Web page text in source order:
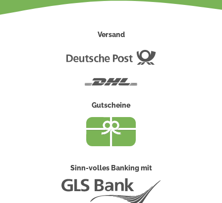
Versand
Gutscheine
Sinn-volles Banking mit